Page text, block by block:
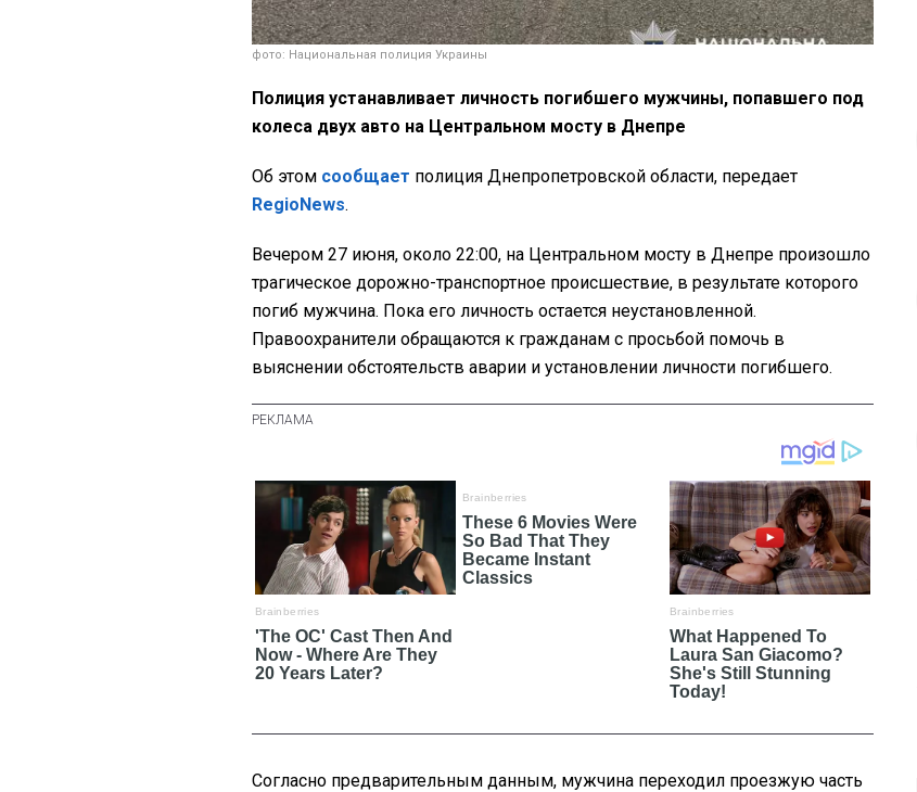
фото: Национальная полиция Украины
Полиция устанавливает личность погибшего мужчины, попавшего под
колеса двух авто на Центральном мосту в Днепре
Об этом сообщает полиция Днепропетровской области, передает
RegioNews.
Вечером 27 июня, около 22:00, на Центральном мосту в Днепре произошло
трагическое дорожно-транспортное происшествие, в результате которого
погиб мужчина. Пока его личность остается неустановленной.
Правоохранители обращаются к гражданам с просьбой помочь в
выяснении обстоятельств аварии и установлении личности погибшего.
Согласно предварительным данным, мужчина переходил проезжую часть